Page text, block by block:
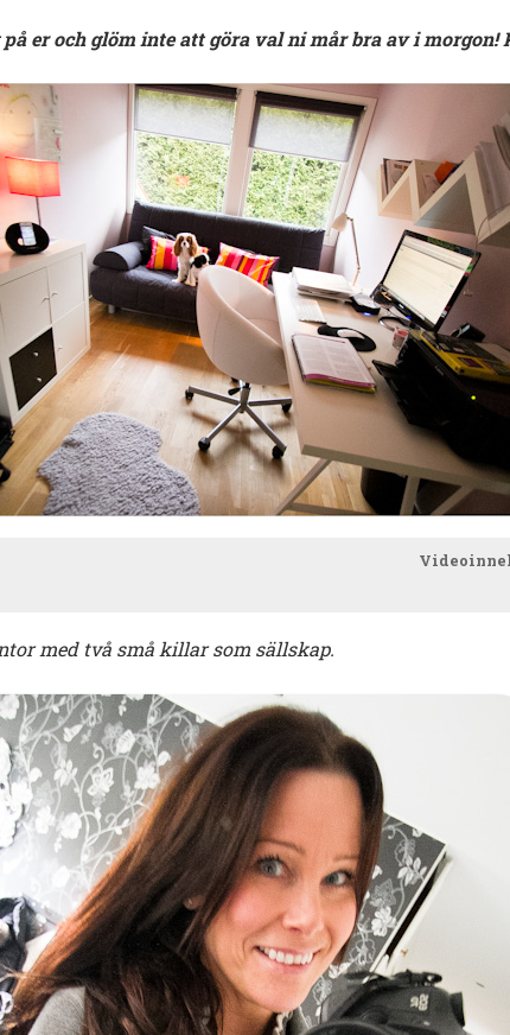
er och glöm inte att göra val ni mår bra av i morgon!
med två små killar som sällskap.